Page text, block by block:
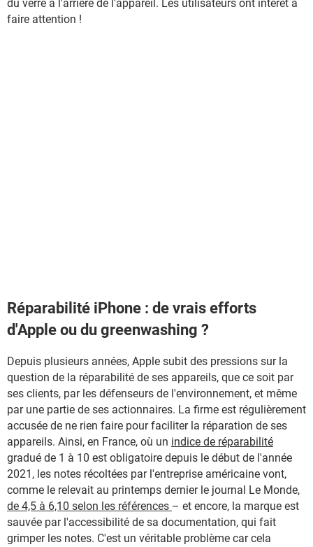
du verre à l'arrière de l'appareil. Les utilisateurs ont intérêt à
faire attention !
Réparabilité iPhone : de vrais efforts
d'Apple ou du greenwashing ?
Depuis plusieurs années, Apple subit des pressions sur la
question de la réparabilité de ses appareils, que ce soit par
ses clients, par les défenseurs de l'environnement, et même
par une partie de ses actionnaires. La firme est régulièrement
accusée de ne rien faire pour faciliter la réparation de ses
appareils. Ainsi, en France, où un indice de réparabilité
gradué de 1 à 10 est obligatoire depuis le début de l'année
2021, les notes récoltées par l'entreprise américaine vont,
comme le relevait au printemps dernier le journal Le Monde,
de 4,5 à 6,10 selon les références – et encore, la marque est
sauvée par l'accessibilité de sa documentation, qui fait
grimper les notes. C'est un véritable problème car cela